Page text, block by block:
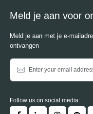
Meld je aan voor
Meld je aan met je e-
ontvangen
Follow us on social media: